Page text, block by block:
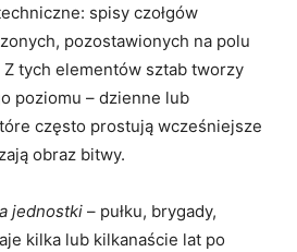
spisy czołgów
pozostawionych na polu
tych elementów sztab tworzy
poziomu – dzienne lub
często prostują wcześniejsze
obraz bitwy.
jednostki – pułku, brygady,
kilka lub kilkanaście lat po